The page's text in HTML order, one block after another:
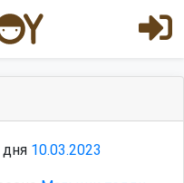
10.03.2023